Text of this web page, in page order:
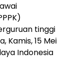
tinggi
Kamis, 15 Mei
Indonesia